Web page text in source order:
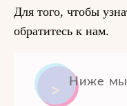
Для того, чтобы
обратитесь к нам.
Ниже мы